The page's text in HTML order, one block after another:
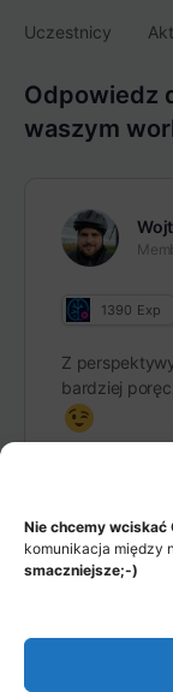
Nie chcemy wciskać
komunikacja między
smaczniejsze;-)
Uczestnicy
Odpowiedz
waszym
1390 Exp
Z
bardziej